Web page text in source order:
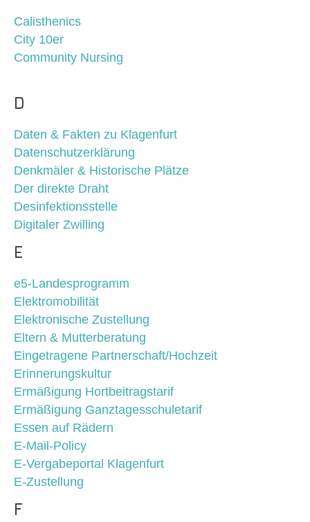
Calisthenics
City 10er
Community Nursing
D
Daten & Fakten zu Klagenfurt
Datenschutzerklärung
Denkmäler & Historische Plätze
Der direkte Draht
Desinfektionsstelle
Digitaler Zwilling
E
e5-Landesprogramm
Elektromobilität
Elektronische Zustellung
Eltern & Mutterberatung
Eingetragene Partnerschaft/Hochzeit
Erinnerungskultur
Ermäßigung Hortbeitragstarif
Ermäßigung Ganztagesschuletarif
Essen auf Rädern
E-Mail-Policy
E-Vergabeportal Klagenfurt
E-Zustellung
F